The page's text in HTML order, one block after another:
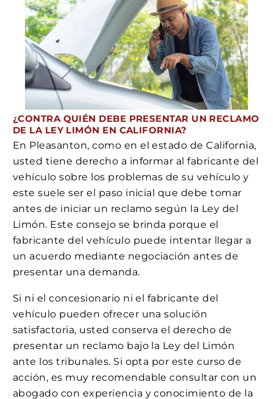
¿CONTRA QUIÉN DEBE PRESENTAR UN RECLAMO
DE LA LEY LIMÓN EN CALIFORNIA?
En Pleasanton, como en el estado de California,
usted tiene derecho a informar al fabricante del
vehículo sobre los problemas de su vehículo y
este suele ser el paso inicial que debe tomar
antes de iniciar un reclamo según la Ley del
Limón. Este consejo se brinda porque el
fabricante del vehículo puede intentar llegar a
un acuerdo mediante negociación antes de
presentar una demanda.
Si ni el concesionario ni el fabricante del
vehículo pueden ofrecer una solución
satisfactoria, usted conserva el derecho de
presentar un reclamo bajo la Ley del Limón
ante los tribunales. Si opta por este curso de
acción, es muy recomendable consultar con un
abogado con experiencia y conocimiento de la